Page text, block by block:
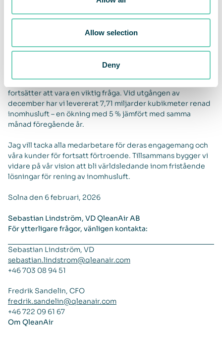
Allow selection
Deny
finansiellt, med ett förbättrat kassaflöde från den löpande
verksamheten. Vårt förändringsarbete för att öka tillväxt
att på medellång sikt uppnå en årlig organisk tillväxt om 10
% och en rörelsemarginal om 15–20 %.
Vår cirkulära affärsmodell och vårt fokus på hållbarhet
fortsätter att vara en viktig fråga. Vid utgången av
december har vi levererat 7,71 miljarder kubikmeter renad
inomhusluft – en ökning med 5 % jämfört med samma
månad föregående år.
Jag vill tacka alla medarbetare för deras engagemang och
våra kunder för fortsatt förtroende. Tillsammans bygger vi
vidare på vår vision att bli världsledande inom fristående
lösningar för rening av inomhusluft.
Solna den 6 februari, 2026
Sebastian Lindström, VD QleanAir AB
För ytterligare frågor, vänligen kontakta:
Sebastian Lindström, VD
sebastian.lindstrom@qleanair.com
+46 703 08 94 51
Fredrik Sandelin, CFO
fredrik.sandelin@qleanair.com
+46 722 09 61 67
Om QleanAir